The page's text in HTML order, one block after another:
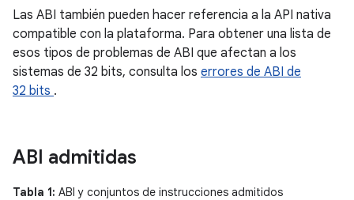
Las ABI también pueden hacer referencia a la API nativa
compatible con la plataforma. Para obtener una lista de
esos tipos de problemas de ABI que afectan a los
sistemas de 32 bits, consulta los errores de ABI de
32 bits .
ABI admitidas
Tabla 1: ABI y conjuntos de instrucciones admitidos